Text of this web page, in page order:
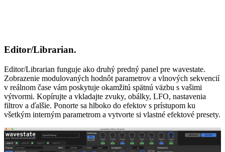
Editor/Librarian.
Editor/Librarian funguje ako druhý predný panel pre wavestate.
Zobrazenie modulovaných hodnôt parametrov a vlnových sekvencií
v reálnom čase vám poskytuje okamžitú spätnú väzbu s vašimi
výtvormi. Kopírujte a vkladajte zvuky, obálky, LFO, nastavenia
filtrov a ďalšie. Ponorte sa hlboko do efektov s prístupom ku
všetkým interným parametrom a vytvorte si vlastné efektové presety.